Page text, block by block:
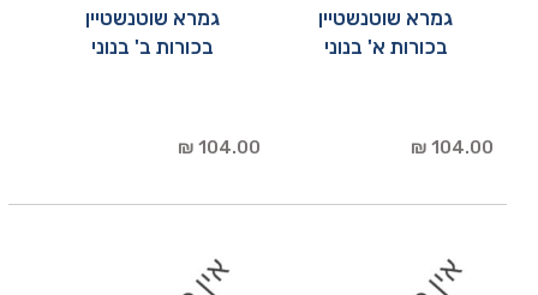
גמרא שוטנשטיין
בכורות א' בנוני
104.00 ₪
גמרא שוטנשטיין
בכורות ב' בנוני
104.00 ₪